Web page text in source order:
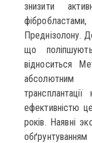
знизити
Преднізолону.
що
відноситься
абсолютним
ефективністю
років. Наявні